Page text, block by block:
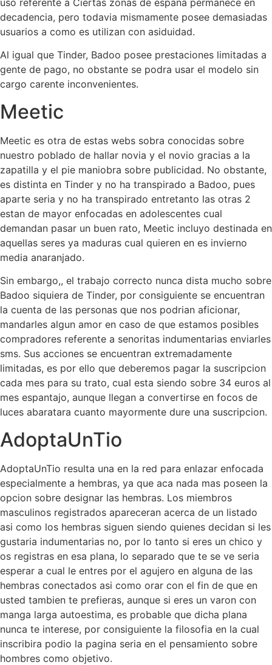
decadencia, pero todavia mismamente posee demasiadas
usuarios a como es utilizan con asiduidad.
Al igual que Tinder, Badoo posee prestaciones limitadas a
gente de pago, no obstante se podra usar el modelo sin
cargo carente inconvenientes.
Meetic
Meetic es otra de estas webs sobra conocidas sobre
nuestro poblado de hallar novia y el novio gracias a la
zapatilla y el pie maniobra sobre publicidad. No obstante,
es distinta en Tinder y no ha transpirado a Badoo, pues
aparte seria y no ha transpirado entretanto las otras 2
estan de mayor enfocadas en adolescentes cual
demandan pasar un buen rato, Meetic incluyo destinada en
aquellas seres ya maduras cual quieren en es invierno
media anaranjado.
Sin embargo,, el trabajo correcto nunca dista mucho sobre
Badoo siquiera de Tinder, por consiguiente se encuentran
la cuenta de las personas que nos podrian aficionar,
mandarles algun amor en caso de que estamos posibles
compradores referente a senoritas indumentarias enviarles
sms. Sus acciones se encuentran extremadamente
limitadas, es por ello que deberemos pagar la suscripcion
cada mes para su trato, cual esta siendo sobre 34 euros al
mes espantajo, aunque llegan a convertirse en focos de
luces abaratara cuanto mayormente dure una suscripcion.
AdoptaUnTio
AdoptaUnTio resulta una en la red para enlazar enfocada
especialmente a hembras, ya que aca nada mas poseen la
opcion sobre designar las hembras. Los miembros
masculinos registrados apareceran acerca de un listado
asi­ como los hembras siguen siendo quienes decidan si les
gustaria indumentarias no, por lo tanto si eres un chico y
os registras en esa plana, lo separado que te se ve seri­a
esperar a cual le entres por el agujero en alguna de las
hembras conectados asi­ como orar con el fin de que en
usted tambien te prefieras, aunque si eres un varon con
manga larga autoestima, es probable que dicha plana
nunca te interese, por consiguiente la filosofia en la cual
inscribira podio la pagina seri­a en el pensamiento sobre
hombres como objetivo.